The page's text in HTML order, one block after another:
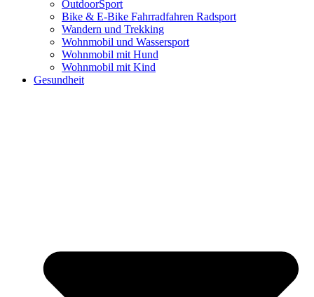
OutdoorSport
Bike & E-Bike Fahrradfahren Radsport
Wandern und Trekking
Wohnmobil und Wassersport
Wohnmobil mit Hund
Wohnmobil mit Kind
Gesundheit